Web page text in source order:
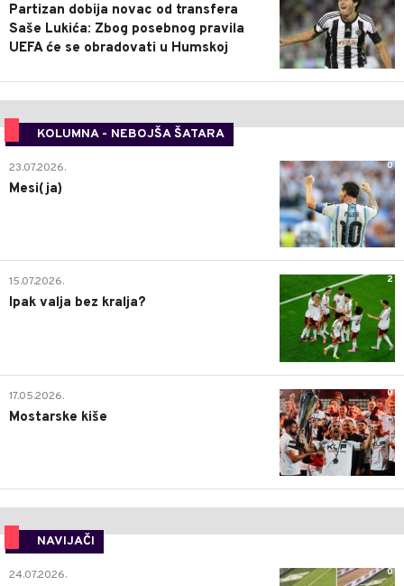
Partizan dobija novac od transfera
Saše Lukića: Zbog posebnog pravila
UEFA će se obradovati u Humskoj
KOLUMNA - NEBOJŠA ŠATARA
0
23.07.2026.
Mesi(ja)
2
15.07.2026.
Ipak valja bez kralja?
0
17.05.2026.
Mostarske kiše
NAVIJAČI
0
24.07.2026.